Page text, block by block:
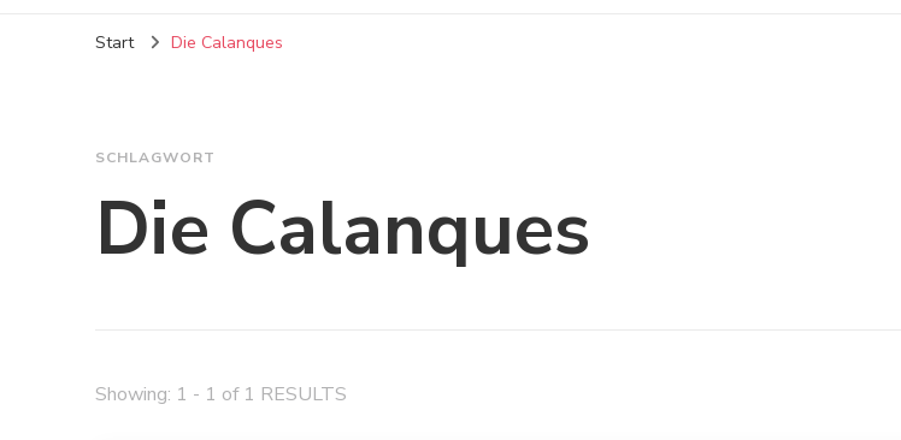
Start Die Calanques
SCHLAGWORT
Die Calanques
Showing: 1 - 1 of 1 RESULTS